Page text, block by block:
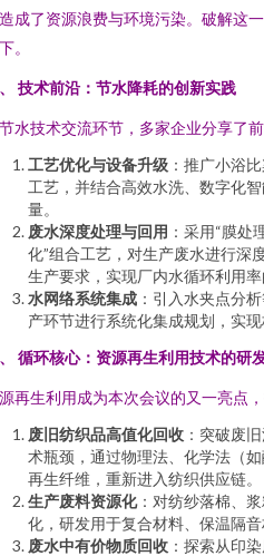
成了资源浪费与环境污染。破解这
。
技术前沿：节水降耗的创新实践
水技术交流环节，多家企业分享了
工艺优化与设备升级 ：推广小浴
工艺，并结合高效水洗、数字化
量。
废水深度处理与回用 ：采用“膜
化”组合工艺，对生产废水进行深
生产要求，实现厂内水循环利用率
水网络系统集成 ：引入水夹点分
产环节进行系统化集成规划，实
循环核心：资源再生利用技术的研
再生利用成为本次会议的又一亮点
废旧纺织品高值化回收 ：突破废
术瓶颈，通过物理法、化学法（
再生纤维，重新进入纺织供应链。
生产废料资源化：对纺纱落棉、
化，研发用于复合材料、保温隔
废水中有价物质回收 ：探索从印